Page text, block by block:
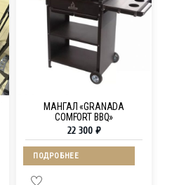
МАНГАЛ «GRANADA
COMFORT BBQ»
22 300 ₽
ПОДРОБНЕЕ